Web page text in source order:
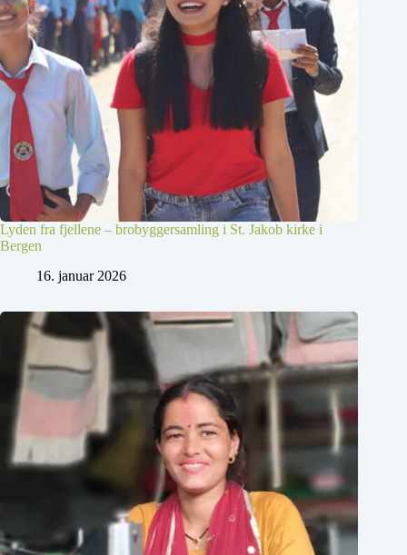
Lyden fra fjellene – brobyggersamling i St. Jakob kirke i
Bergen
16. januar 2026